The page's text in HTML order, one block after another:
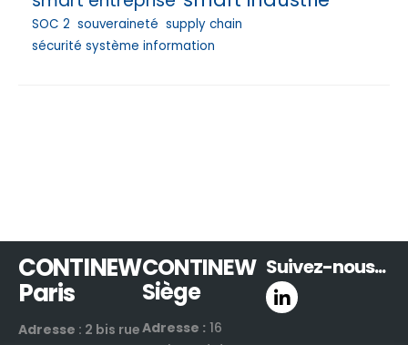
SOC 2 souveraineté supply chain
sécurité système information
CONTINEW
Paris
Adresse : 2 bis rue
CONTINEW
Siège
Adresse : 16
Suivez-nous...